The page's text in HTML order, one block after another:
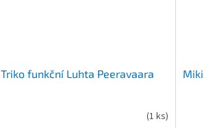
Triko funkční Luhta Peeravaara
(1 ks)